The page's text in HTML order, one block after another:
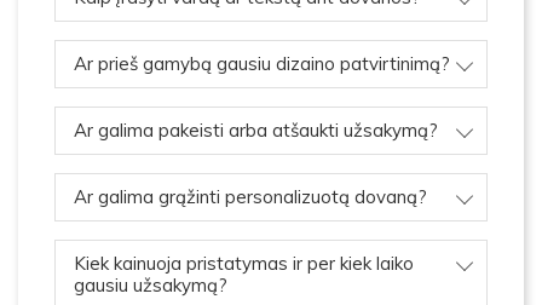
Ar prieš gamybą gausiu dizaino patvirtinimą?
Ar galima pakeisti arba atšaukti užsakymą?
Ar galima grąžinti personalizuotą dovaną?
Kiek kainuoja pristatymas ir per kiek laiko
gausiu užsakymą?